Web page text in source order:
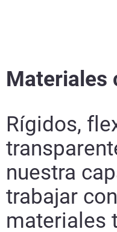
Materiales
Rígidos,
nuestra
trabajar
materiales